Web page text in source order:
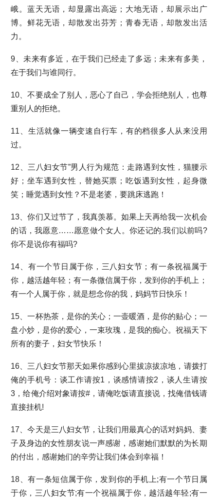
峨。蓝天无语，却显露出高远；大地无语，却展示出广
博。鲜花无语，却散发出芬芳；青春无语，却散发出活
力。
9、未来有多近，在于我们已经走了多远；未来有多美，
在于我们与谁同行。
10、不要成全了别人，恶心了自己，学会拒绝别人，也尊
重别人的拒绝。
11、生活就像一辆变速自行车，有的档很多人从来没用
过。
12、三八妇女节”男人行为规范：走路遇到女性，猫腰示
好；坐车遇到女性，替她买票；吃饭遇到女性，起身微
笑；睡觉遇到女性？不是老婆，要跳床逃跑！
13、你们又过节了，我真羡慕。如果上天再给我一次机会
的话，我愿意……愿意做个女人。你还记的.我们以前吗?
你不是说你有福吗?
14、有一个节日属于你，三八妇女节；有一条祝福属于
你，越活越年轻；有一条微信属于你，发到你的手机上；
有一个人属于你，就是想念你的我，妈妈节日快乐！
15、一杯热茶，是你的关心；一壶暖酒，是你的贴心；一
盘小炒，是你的爱心，一束玫瑰，是我的痴心。祝福天下
所有的妻子，妇女节快乐！
16、三八妇女节那天如果你感到心里拔凉拔凉地，请拨打
俺的手机号：谈工作请按1，谈感情请按2，谈人生请按
3，给俺介绍对象请按#，请俺吃饭请直接说，找俺借钱请
直接挂机!
17、今天是三八妇女节，让我们用最真心的话对妈妈、妻
子及身边的女性朋友说一声感谢，感谢她们默默的为长期
的付出，感谢她们的辛劳让我们体会到幸福！
18、有一条短信属于你，发到你的手机上;有一个节日属
于你，三八妇女节;有一个祝福属于你，越活越年轻;有一